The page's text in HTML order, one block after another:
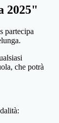
2025"
partecipa
che potrà